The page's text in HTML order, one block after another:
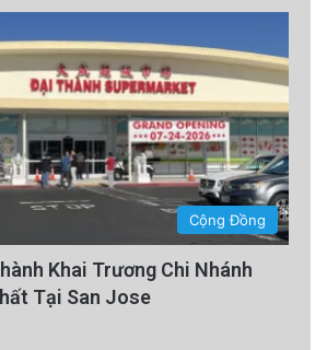
Cộng Đồng
Khai Trương Chi Nhánh
Tại San Jose